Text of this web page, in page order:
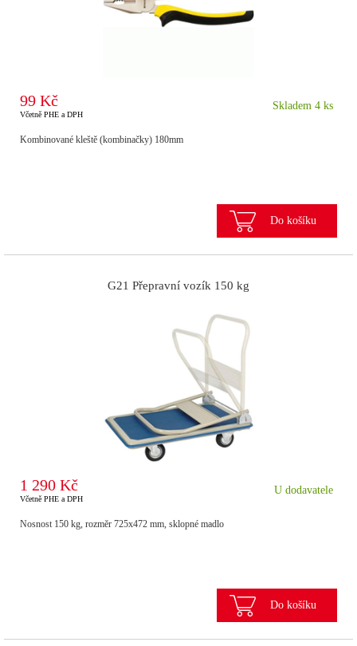
99 Kč
Včetně PHE a DPH
Skladem 4 ks
Kombinované kleště (kombinačky) 180mm
Do košíku
G21 Přepravní vozík 150 kg
1 290 Kč
Včetně PHE a DPH
U dodavatele
Nosnost 150 kg, rozměr 725x472 mm, sklopné madlo
Do košíku